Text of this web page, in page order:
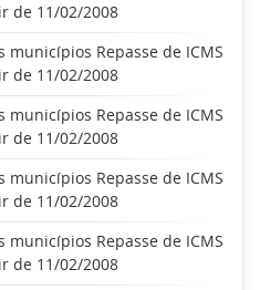
de 11/02/2008
Repasse de ICMS
de 11/02/2008
Repasse de ICMS
de 11/02/2008
Repasse de ICMS
de 11/02/2008
Repasse de ICMS
de 11/02/2008